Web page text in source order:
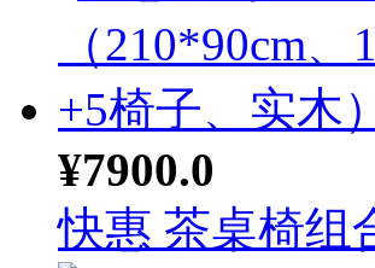
¥7900.0
快惠 茶桌椅组